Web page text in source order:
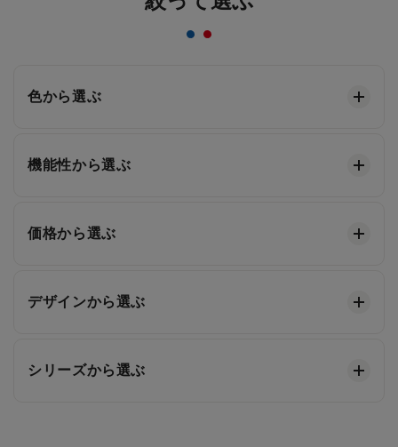
色から選ぶ
機能性から選ぶ
価格から選ぶ
デザインから選ぶ
シリーズから選ぶ